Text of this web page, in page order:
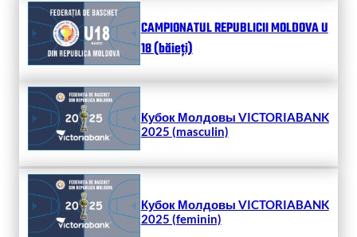
CAMPIONATUL REPUBLICII MOLDOVA U
18 (băieți)
Кубок Молдовы VICTORIABANK
2025 (masculin)
Кубок Молдовы VICTORIABANK
2025 (feminin)